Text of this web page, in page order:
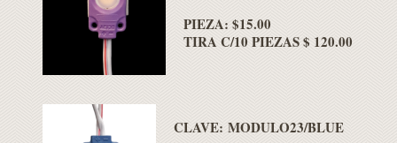
PIEZA: $15.00
TIRA C/10 PIEZAS $ 120.00
CLAVE: MODULO23/BLUE